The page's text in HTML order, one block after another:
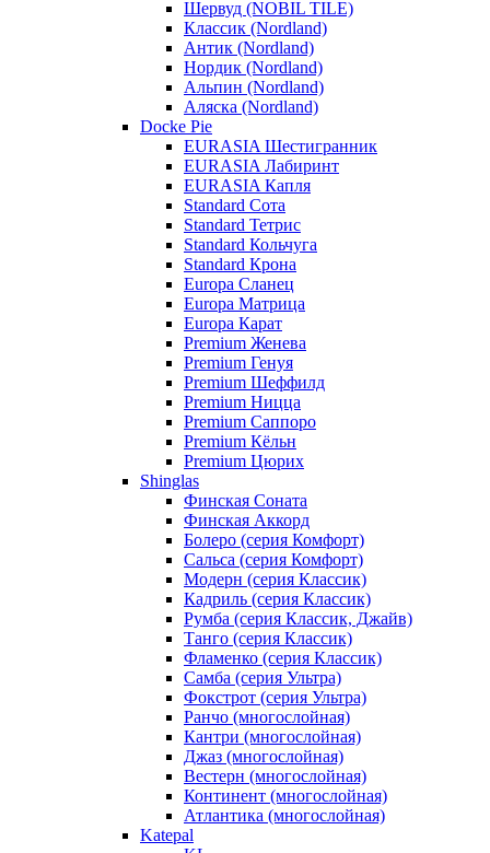
Шервуд (NOBIL TILE)
Классик (Nordland)
Антик (Nordland)
Нордик (Nordland)
Альпин (Nordland)
Аляска (Nordland)
Docke Pie
EURASIA Шестигранник
EURASIA Лабиринт
EURASIA Капля
Standard Сота
Standard Тетрис
Standard Кольчуга
Standard Крона
Europa Сланец
Europa Матрица
Europa Карат
Premium Женева
Premium Генуя
Premium Шеффилд
Premium Ницца
Premium Саппоро
Premium Кёльн
Premium Цюрих
Shinglas
Финская Соната
Финская Аккорд
Болеро (серия Комфорт)
Сальса (серия Комфорт)
Модерн (серия Классик)
Кадриль (серия Классик)
Румба (серия Классик, Джайв)
Танго (серия Классик)
Фламенко (серия Классик)
Самба (серия Ультра)
Фокстрот (серия Ультра)
Ранчо (многослойная)
Кантри (многослойная)
Джаз (многослойная)
Вестерн (многослойная)
Континент (многослойная)
Атлантика (многослойная)
Katepal